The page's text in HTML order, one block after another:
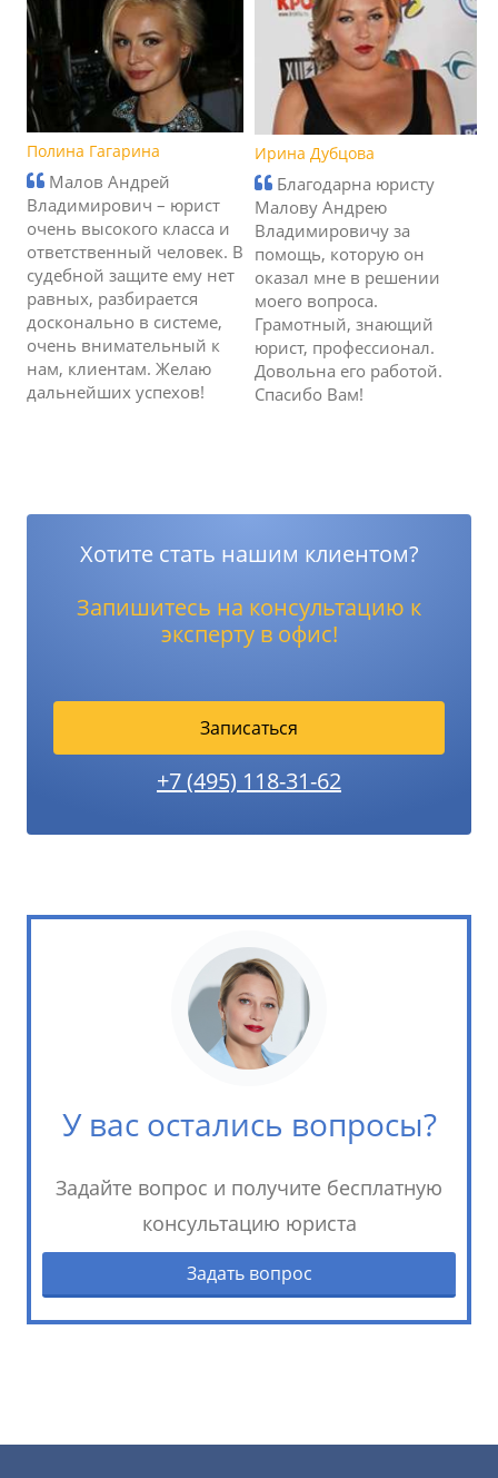
Полина Гагарина
Малов Андрей
Владимирович – юрист
очень высокого класса и
ответственный человек. В
судебной защите ему нет
равных, разбирается
досконально в системе,
очень внимательный к
нам, клиентам. Желаю
дальнейших успехов!
Ирина Дубцова
Благодарна юристу
Малову Андрею
Владимировичу за
помощь, которую он
оказал мне в решении
моего вопроса.
Грамотный, знающий
юрист, профессионал.
Довольна его работой.
Спасибо Вам!
Хотите стать нашим клиентом?
Запишитесь на консультацию к
эксперту в офис!
Записаться
+7 (495) 118-31-62
У вас остались вопросы?
Задайте вопрос и получите бесплатную
консультацию юриста
Задать вопрос